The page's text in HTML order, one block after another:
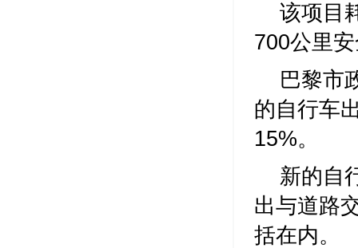
该项目
700公里
巴黎市
的自行车
15%。
新的自
出与道路
括在内。